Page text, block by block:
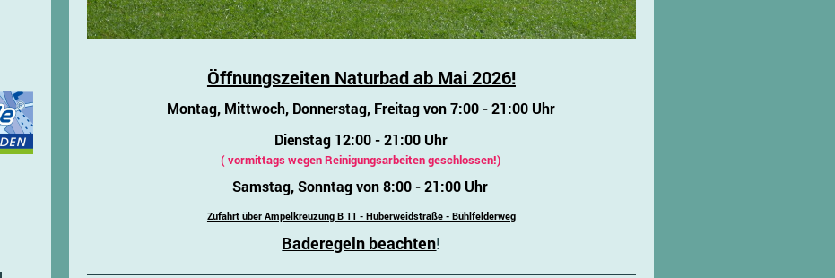
Öffnungszeiten Naturbad ab Mai 2026!
Montag, Mittwoch, Donnerstag, Freitag von 7:00 - 21:00 Uhr
Dienstag 12:00 - 21:00 Uhr
( vormittags wegen Reinigungsarbeiten geschlossen!)
Samstag, Sonntag von 8:00 - 21:00 Uhr
Zufahrt über Ampelkreuzung B 11 - Huberweidstraße - Bühlfelderweg
Baderegeln beachten!